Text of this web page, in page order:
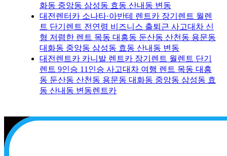
화동 중앙동 삼성동 효동 산내동 변동
대전렌터카 소나타·아반테 렌트카 장기렌트 월렌
트 단기렌트 전연령 비즈니스 출퇴근 사고대차 신
형 저렴한 렌트 목동 대흥동 둔산동 산천동 용문동
대화동 중앙동 삼성동 효동 산내동 변동
대전렌트카 카니발 렌트카 장기렌트 월렌트 단기
렌트 9인승 11인승 사고대차 여행 렌트 목동 대흥
동 둔산동 산천동 용문동 대화동 중앙동 삼성동 효
동 산내동 변동렌트카